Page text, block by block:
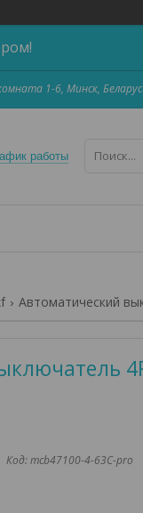
1-6, Минск,
работы
Код:mcb47100-4-63C-pro